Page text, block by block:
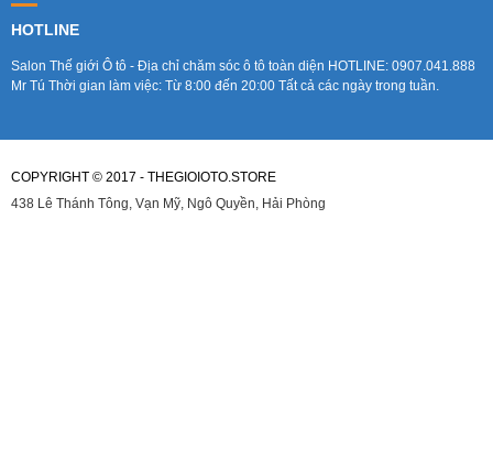
HOTLINE
Salon Thế giới Ô tô - Địa chỉ chăm sóc ô tô toàn diện HOTLINE: 0907.041.888
Mr Tú Thời gian làm việc: Từ 8:00 đến 20:00 Tất cả các ngày trong tuần.
COPYRIGHT © 2017 - THEGIOIOTO.STORE
438 Lê Thánh Tông, Vạn Mỹ, Ngô Quyền, Hải Phòng